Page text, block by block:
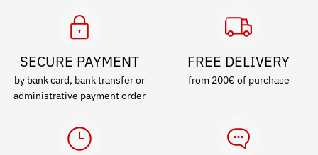
SECURE PAYMENT
by bank card, bank transfer or
administrative payment order
FREE DELIVERY
from 200€ of purchase